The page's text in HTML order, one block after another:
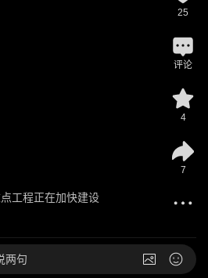
工程正在加快建设
25
评论
4
7
两句